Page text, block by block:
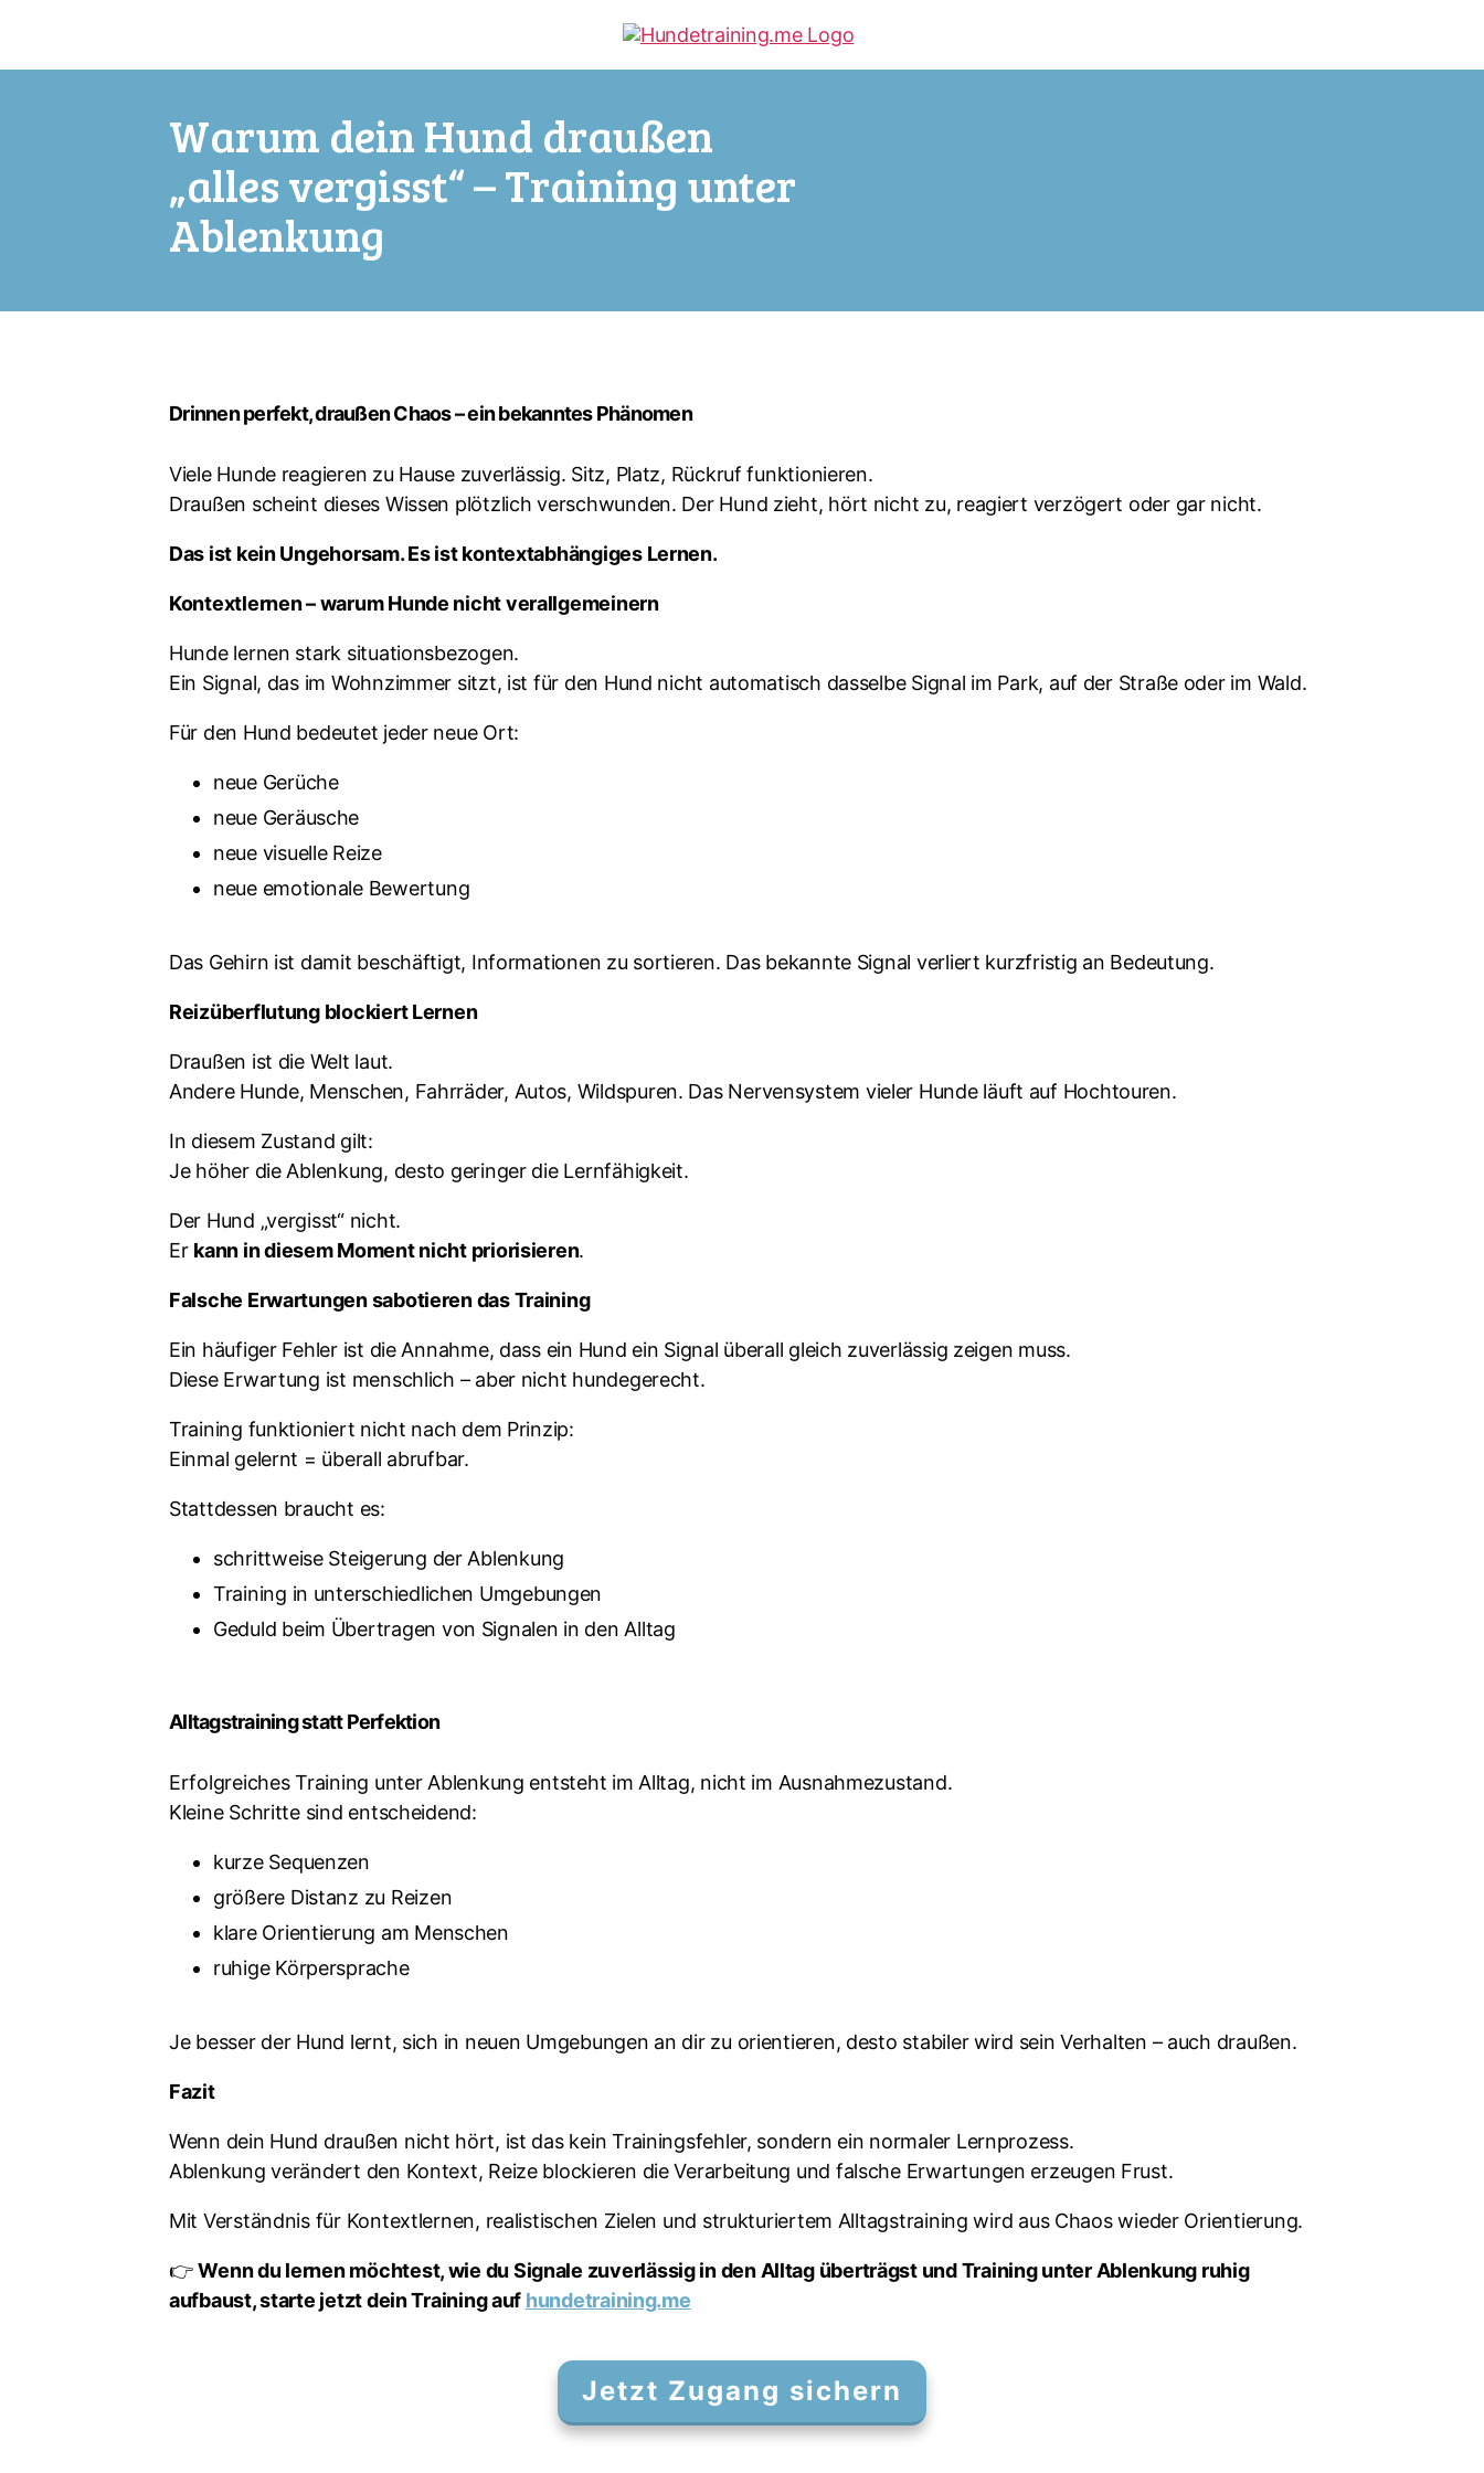
Warum dein Hund draußen
„alles vergisst“ – Training unter
Ablenkung
Drinnen perfekt, draußen Chaos – ein bekanntes Phänomen
Viele Hunde reagieren zu Hause zuverlässig. Sitz, Platz, Rückruf funktionieren.
Draußen scheint dieses Wissen plötzlich verschwunden. Der Hund zieht, hört nicht zu, reagiert verzögert oder gar nicht.
Das ist kein Ungehorsam. Es ist kontextabhängiges Lernen.
Kontextlernen – warum Hunde nicht verallgemeinern
Hunde lernen stark situationsbezogen.
Ein Signal, das im Wohnzimmer sitzt, ist für den Hund nicht automatisch dasselbe Signal im Park, auf der Straße oder im Wald.
Für den Hund bedeutet jeder neue Ort:
neue Gerüche
neue Geräusche
neue visuelle Reize
neue emotionale Bewertung
Das Gehirn ist damit beschäftigt, Informationen zu sortieren. Das bekannte Signal verliert kurzfristig an Bedeutung.
Reizüberflutung blockiert Lernen
Draußen ist die Welt laut.
Andere Hunde, Menschen, Fahrräder, Autos, Wildspuren. Das Nervensystem vieler Hunde läuft auf Hochtouren.
In diesem Zustand gilt:
Je höher die Ablenkung, desto geringer die Lernfähigkeit.
Der Hund „vergisst“ nicht.
Er kann in diesem Moment nicht priorisieren.
Falsche Erwartungen sabotieren das Training
Ein häufiger Fehler ist die Annahme, dass ein Hund ein Signal überall gleich zuverlässig zeigen muss.
Diese Erwartung ist menschlich – aber nicht hundegerecht.
Training funktioniert nicht nach dem Prinzip:
Einmal gelernt = überall abrufbar.
Stattdessen braucht es:
schrittweise Steigerung der Ablenkung
Training in unterschiedlichen Umgebungen
Geduld beim Übertragen von Signalen in den Alltag
Alltagstraining statt Perfektion
Erfolgreiches Training unter Ablenkung entsteht im Alltag, nicht im Ausnahmezustand.
Kleine Schritte sind entscheidend:
kurze Sequenzen
größere Distanz zu Reizen
klare Orientierung am Menschen
ruhige Körpersprache
Je besser der Hund lernt, sich in neuen Umgebungen an dir zu orientieren, desto stabiler wird sein Verhalten – auch draußen.
Fazit
Wenn dein Hund draußen nicht hört, ist das kein Trainingsfehler, sondern ein normaler Lernprozess.
Ablenkung verändert den Kontext, Reize blockieren die Verarbeitung und falsche Erwartungen erzeugen Frust.
Mit Verständnis für Kontextlernen, realistischen Zielen und strukturiertem Alltagstraining wird aus Chaos wieder Orientierung.
👉Wenn du lernen möchtest, wie du Signale zuverlässig in den Alltag überträgst und Training unter Ablenkung ruhig
aufbaust, starte jetzt dein Training auf hundetraining.me
Jetzt Zugang sichern